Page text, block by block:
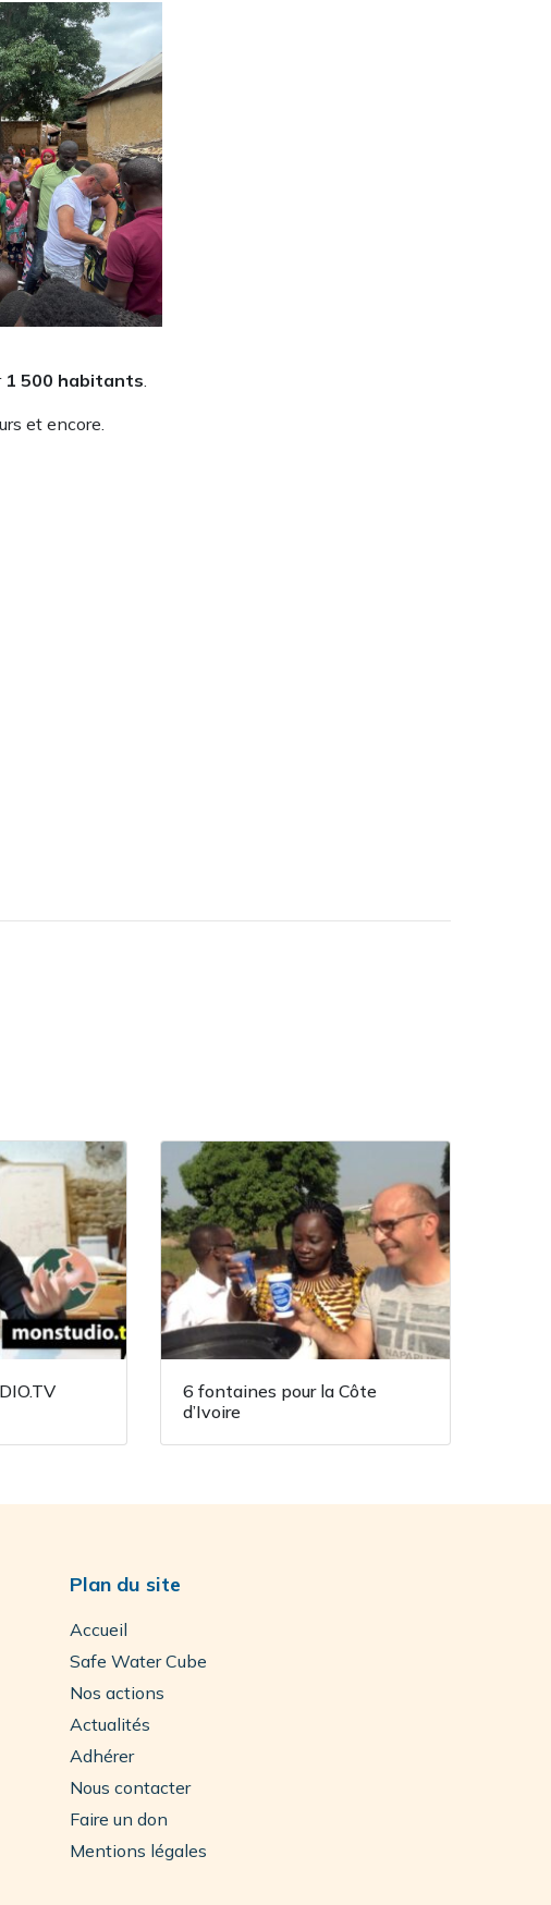
1 500 habitants.
et encore.
6 fontaines pour la Côte
d’Ivoire
Plan du site
Accueil
Safe Water Cube
Nos actions
Actualités
Adhérer
Nous contacter
Faire un don
Mentions légales